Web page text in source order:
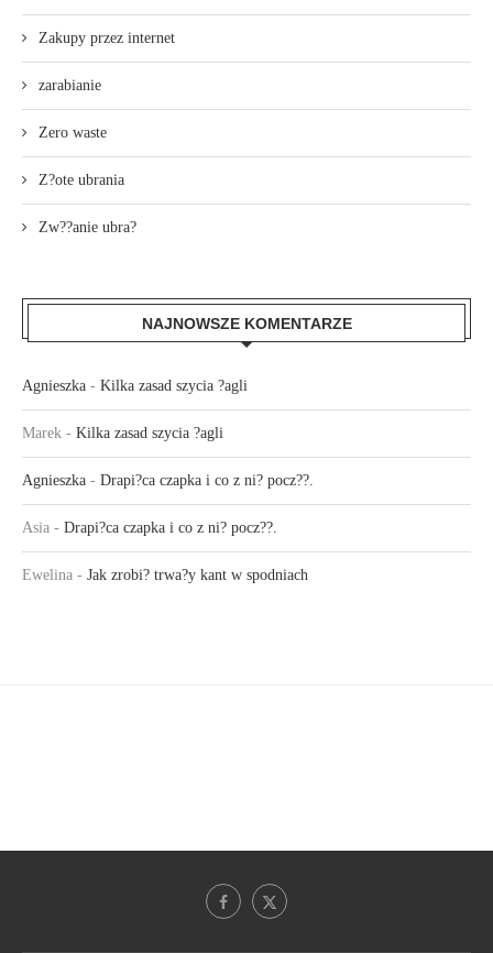
Zakupy przez internet
zarabianie
Zero waste
Z?ote ubrania
Zw??anie ubra?
NAJNOWSZE KOMENTARZE
Agnieszka - Kilka zasad szycia ?agli
Marek - Kilka zasad szycia ?agli
Agnieszka - Drapi?ca czapka i co z ni? pocz??.
Asia - Drapi?ca czapka i co z ni? pocz??.
Ewelina - Jak zrobi? trwa?y kant w spodniach